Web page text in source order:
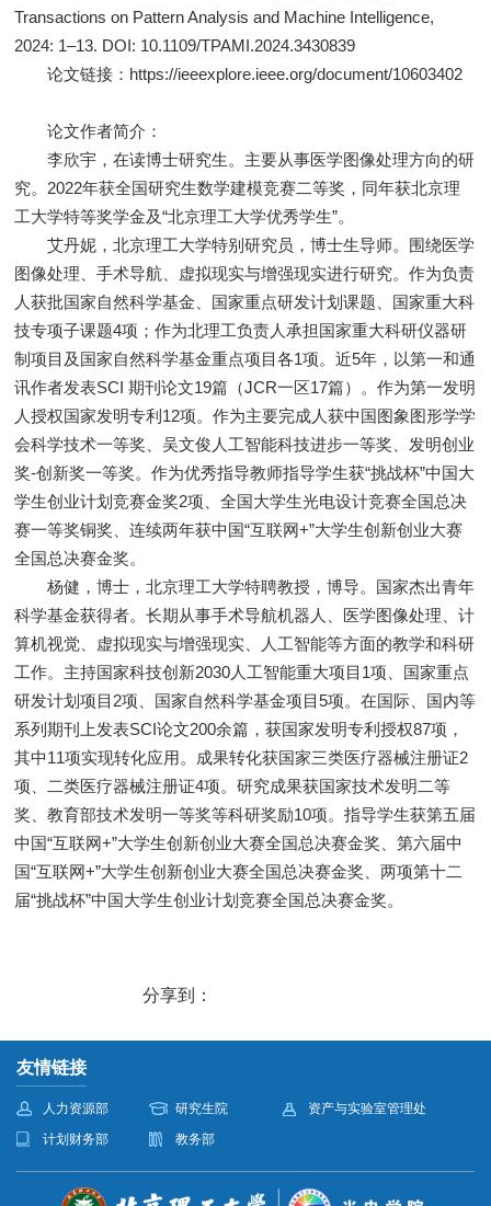
Transactions on Pattern Analysis and Machine Intelligence,
2024: 1–13. DOI: 10.1109/TPAMI.2024.3430839
论文链接：https://ieeexplore.ieee.org/document/10603402
论文作者简介：
李欣宇，在读博士研究生。主要从事医学图像处理方向的研
究。2022年获全国研究生数学建模竞赛二等奖，同年获北京理
工大学特等奖学金及“北京理工大学优秀学生”。
艾丹妮，北京理工大学特别研究员，博士生导师。围绕医学
图像处理、手术导航、虚拟现实与增强现实进行研究。作为负责
人获批国家自然科学基金、国家重点研发计划课题、国家重大科
技专项子课题4项；作为北理工负责人承担国家重大科研仪器研
制项目及国家自然科学基金重点项目各1项。近5年，以第一和通
讯作者发表SCI 期刊论文19篇（JCR一区17篇）。作为第一发明
人授权国家发明专利12项。作为主要完成人获中国图象图形学学
会科学技术一等奖、吴文俊人工智能科技进步一等奖、发明创业
奖-创新奖一等奖。作为优秀指导教师指导学生获“挑战杯”中国大
学生创业计划竞赛金奖2项、全国大学生光电设计竞赛全国总决
赛一等奖铜奖、连续两年获中国“互联网+”大学生创新创业大赛
全国总决赛金奖。
杨健，博士，北京理工大学特聘教授，博导。国家杰出青年
科学基金获得者。长期从事手术导航机器人、医学图像处理、计
算机视觉、虚拟现实与增强现实、人工智能等方面的教学和科研
工作。主持国家科技创新2030人工智能重大项目1项、国家重点
研发计划项目2项、国家自然科学基金项目5项。在国际、国内等
系列期刊上发表SCI论文200余篇，获国家发明专利授权87项，
其中11项实现转化应用。成果转化获国家三类医疗器械注册证2
项、二类医疗器械注册证4项。研究成果获国家技术发明二等
奖、教育部技术发明一等奖等科研奖励10项。指导学生获第五届
中国“互联网+”大学生创新创业大赛全国总决赛金奖、第六届中
国“互联网+”大学生创新创业大赛全国总决赛金奖、两项第十二
届“挑战杯”中国大学生创业计划竞赛全国总决赛金奖。
分享到：
友情链接
人力资源部 研究生院
资产与实验室管理处
计划财务部
教务部